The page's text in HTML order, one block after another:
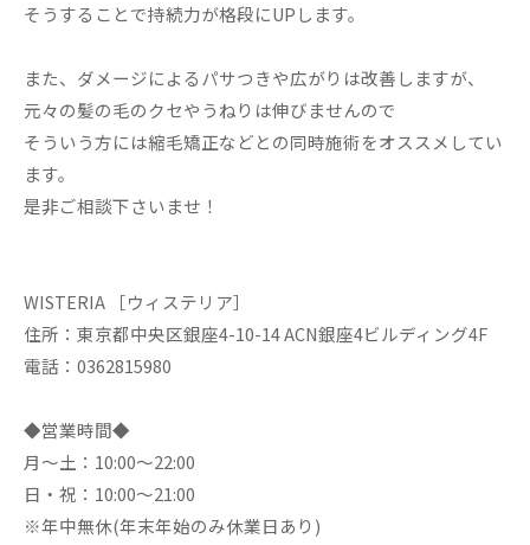
そうすることで持続力が格段にUPします。
また、ダメージによるパサつきや広がりは改善しますが、
元々の髪の毛のクセやうねりは伸びませんので
そういう方には縮毛矯正などとの同時施術をオススメしてい
ます。
是非ご相談下さいませ！
WISTERIA ［ウィステリア］
住所：東京都中央区銀座4-10-14 ACN銀座4ビルディング4F
電話：0362815980
◆営業時間◆
月～土：10:00～22:00
日・祝：10:00～21:00
※年中無休(年末年始のみ休業日あり)